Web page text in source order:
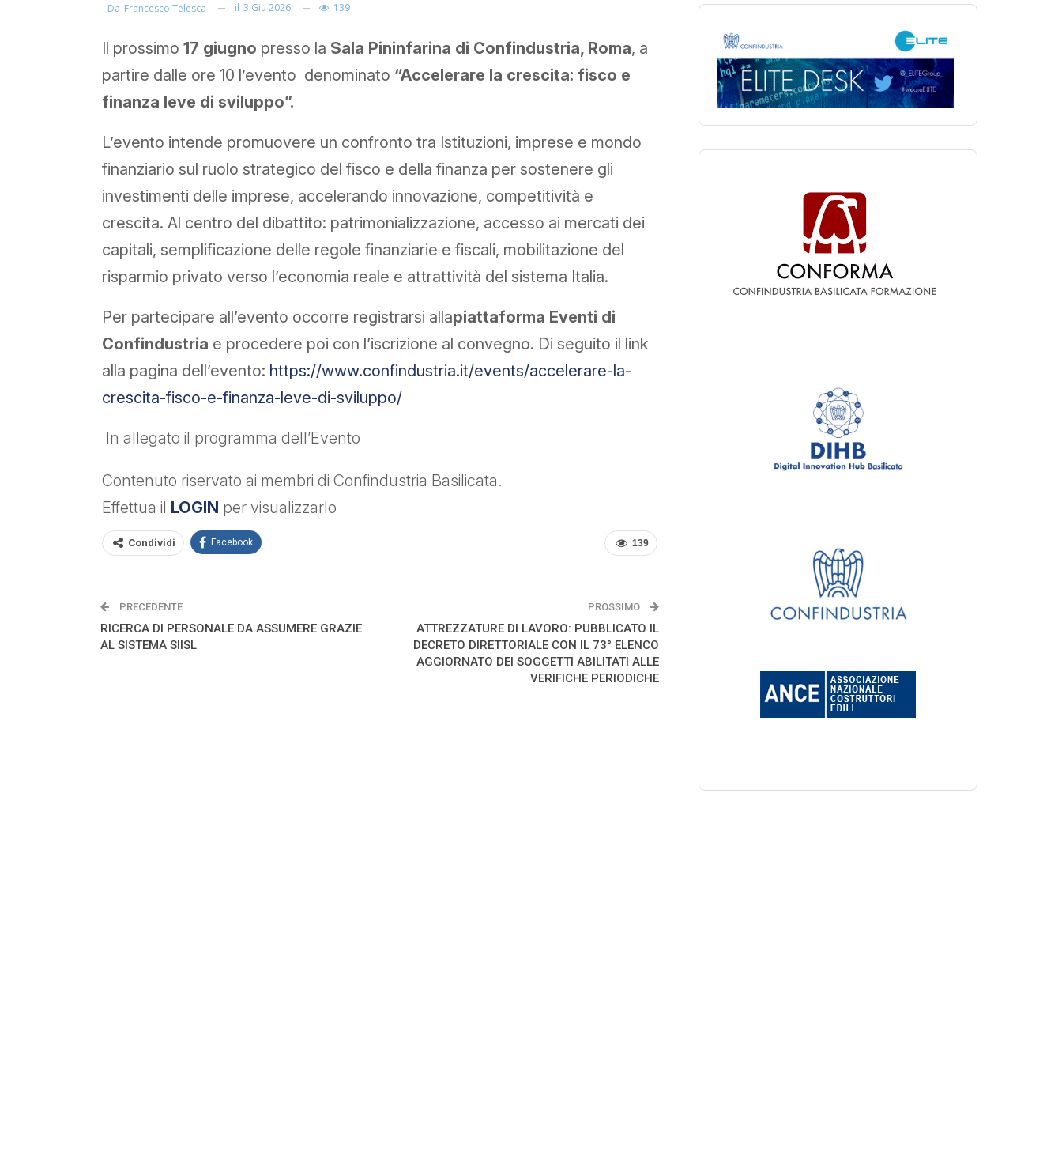
Da Francesco Telesca il 3 Giu 2026 139
Il prossimo 17 giugno presso la Sala Pininfarina di Confindustria, Roma, a
partire dalle ore 10 l’evento denominato “Accelerare la crescita: fisco e
finanza leve di sviluppo”.
L’evento intende promuovere un confronto tra Istituzioni, imprese e mondo
finanziario sul ruolo strategico del fisco e della finanza per sostenere gli
investimenti delle imprese, accelerando innovazione, competitività e
crescita. Al centro del dibattito: patrimonializzazione, accesso ai mercati dei
capitali, semplificazione delle regole finanziarie e fiscali, mobilitazione del
risparmio privato verso l’economia reale e attrattività del sistema Italia.
Per partecipare all’evento occorre registrarsi allapiattaforma Eventi di
Confindustria e procedere poi con l’iscrizione al convegno. Di seguito il link
alla pagina dell’evento: https://www.confindustria.it/events/accelerare-la-
crescita-fisco-e-finanza-leve-di-sviluppo/
In allegato il programma dell’Evento
Contenuto riservato ai membri di Confindustria Basilicata.
Effettua il LOGIN per visualizzarlo
139
Condividi Facebook
PRECEDENTE
RICERCA DI PERSONALE DA ASSUMERE GRAZIE
AL SISTEMA SIISL
PROSSIMO
ATTREZZATURE DI LAVORO: PUBBLICATO IL
DECRETO DIRETTORIALE CON IL 73° ELENCO
AGGIORNATO DEI SOGGETTI ABILITATI ALLE
VERIFICHE PERIODICHE